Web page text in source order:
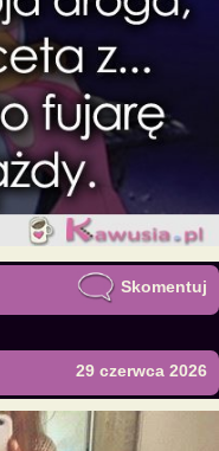
Skomentuj
29 czerwca 2026